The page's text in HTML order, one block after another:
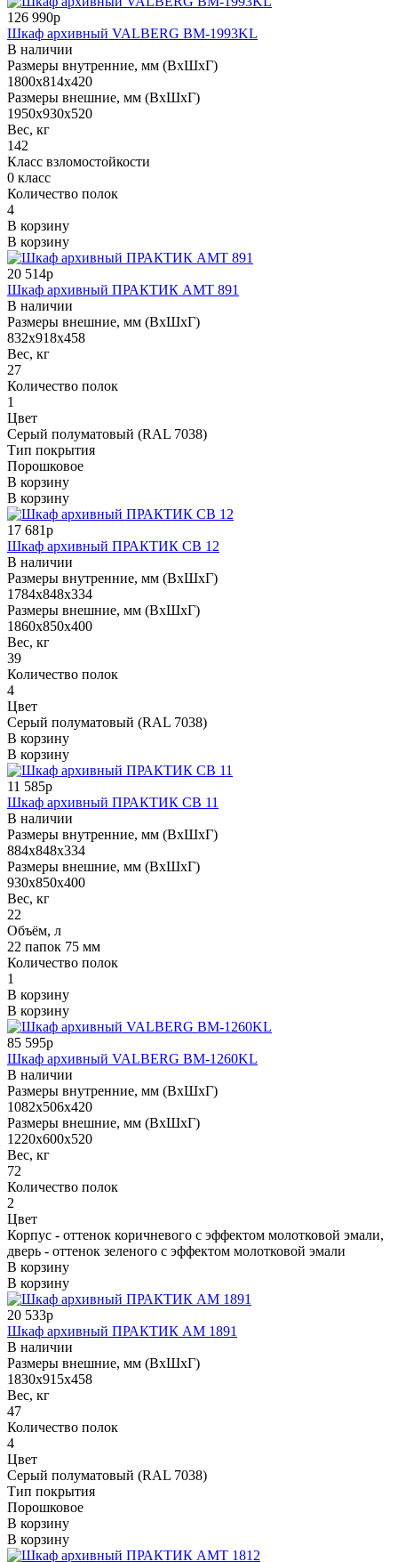
126 990р
Шкаф архивный VALBERG BM-1993KL
В наличии
Размеры внутренние, мм (ВхШхГ)
1800x814x420
Размеры внешние, мм (ВхШхГ)
1950x930x520
Вес, кг
142
Класс взломостойкости
0 класс
Количество полок
4
В корзину
В корзину
20 514р
Шкаф архивный ПРАКТИК AMT 891
В наличии
Размеры внешние, мм (ВхШхГ)
832x918x458
Вес, кг
27
Количество полок
1
Цвет
Серый полуматовый (RAL 7038)
Тип покрытия
Порошковое
В корзину
В корзину
17 681р
Шкаф архивный ПРАКТИК СВ 12
В наличии
Размеры внутренние, мм (ВхШхГ)
1784x848x334
Размеры внешние, мм (ВхШхГ)
1860x850x400
Вес, кг
39
Количество полок
4
Цвет
Серый полуматовый (RAL 7038)
В корзину
В корзину
11 585р
Шкаф архивный ПРАКТИК СВ 11
В наличии
Размеры внутренние, мм (ВхШхГ)
884x848x334
Размеры внешние, мм (ВхШхГ)
930x850x400
Вес, кг
22
Объём, л
22 папок 75 мм
Количество полок
1
В корзину
В корзину
85 595р
Шкаф архивный VALBERG BM-1260KL
В наличии
Размеры внутренние, мм (ВхШхГ)
1082x506x420
Размеры внешние, мм (ВхШхГ)
1220x600x520
Вес, кг
72
Количество полок
2
Цвет
Корпус - оттенок коричневого с эффектом молотковой эмали,
дверь - оттенок зеленого с эффектом молотковой эмали
В корзину
В корзину
20 533р
Шкаф архивный ПРАКТИК AM 1891
В наличии
Размеры внешние, мм (ВхШхГ)
1830x915x458
Вес, кг
47
Количество полок
4
Цвет
Серый полуматовый (RAL 7038)
Тип покрытия
Порошковое
В корзину
В корзину